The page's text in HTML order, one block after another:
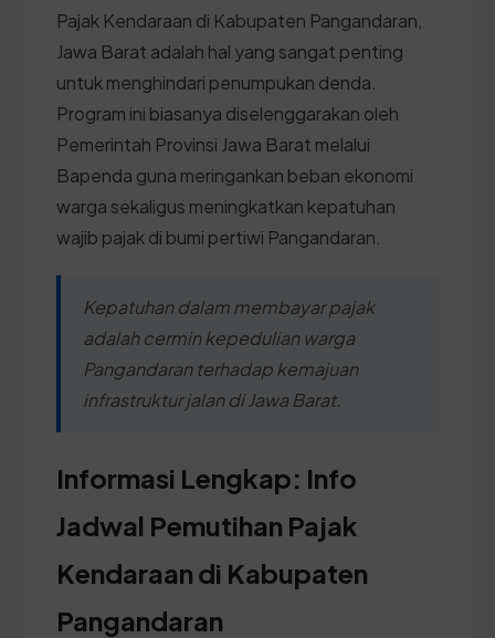
Pajak Kendaraan di Kabupaten Pangandaran,
Jawa Barat adalah hal yang sangat penting
untuk menghindari penumpukan denda.
Program ini biasanya diselenggarakan oleh
Pemerintah Provinsi Jawa Barat melalui
Bapenda guna meringankan beban ekonomi
warga sekaligus meningkatkan kepatuhan
wajib pajak di bumi pertiwi Pangandaran.
Kepatuhan dalam membayar pajak
adalah cermin kepedulian warga
Pangandaran terhadap kemajuan
infrastruktur jalan di Jawa Barat.
Informasi Lengkap: Info
Jadwal Pemutihan Pajak
Kendaraan di Kabupaten
Pangandaran